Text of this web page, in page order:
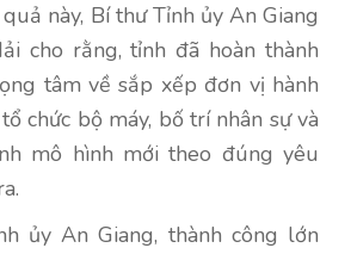
này, Bí thư Tỉnh ủy An Giang
cho rằng, tỉnh đã hoàn thành
tâm về sắp xếp đơn vị hành
chức bộ máy, bố trí nhân sự và
mô hình mới theo đúng yêu
ủy An Giang, thành công lớn